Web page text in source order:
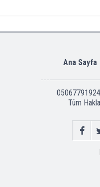
Ana Sayfa
Tüm